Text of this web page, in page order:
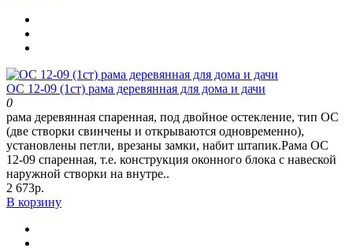
ОС 12-09 (1ст) рама деревянная для дома и дачи
0
рама деревянная спаренная, под двойное остекление, тип ОС
(две створки свинчены и открываются одновременно),
установлены петли, врезаны замки, набит штапик.Рама ОС
12-09 спаренная, т.е. конструкция оконного блока с навеской
наружной створки на внутре..
2 673р.
В корзину